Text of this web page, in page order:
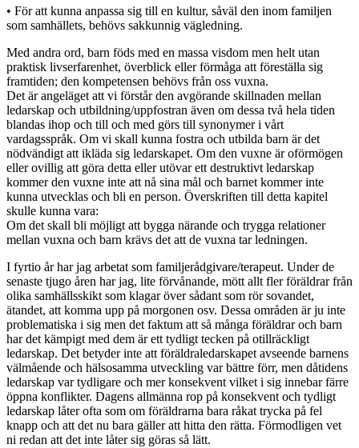
• För att kunna anpassa sig till en kultur, såväl den inom familjen
som samhällets, behövs sakkunnig vägledning.
Med andra ord, barn föds med en massa visdom men helt utan
praktisk livserfarenhet, överblick eller förmåga att föreställa sig
framtiden; den kompetensen behövs från oss vuxna.
Det är angeläget att vi förstår den avgörande skillnaden mellan
ledarskap och utbildning/uppfostran även om dessa två hela tiden
blandas ihop och till och med görs till synonymer i vårt
vardagsspråk. Om vi skall kunna fostra och utbilda barn är det
nödvändigt att ikläda sig ledarskapet. Om den vuxne är oförmögen
eller ovillig att göra detta eller utövar ett destruktivt ledarskap
kommer den vuxne inte att nå sina mål och barnet kommer inte
kunna utvecklas och bli en person. Överskriften till detta kapitel
skulle kunna vara:
Om det skall bli möjligt att bygga närande och trygga relationer
mellan vuxna och barn krävs det att de vuxna tar ledningen.
I fyrtio år har jag arbetat som familjerådgivare/terapeut. Under de
senaste tjugo åren har jag, lite förvånande, mött allt fler föräldrar från
olika samhällsskikt som klagar över sådant som rör sovandet,
ätandet, att komma upp på morgonen osv. Dessa områden är ju inte
problematiska i sig men det faktum att så många föräldrar och barn
har det kämpigt med dem är ett tydligt tecken på otillräckligt
ledarskap. Det betyder inte att föräldraledarskapet avseende barnens
välmående och hälsosamma utveckling var bättre förr, men dåtidens
ledarskap var tydligare och mer konsekvent vilket i sig innebar färre
öppna konflikter. Dagens allmänna rop på konsekvent och tydligt
ledarskap låter ofta som om föräldrarna bara råkat trycka på fel
knapp och att det nu bara gäller att hitta den rätta. Förmodligen vet
ni redan att det inte låter sig göras så lätt.